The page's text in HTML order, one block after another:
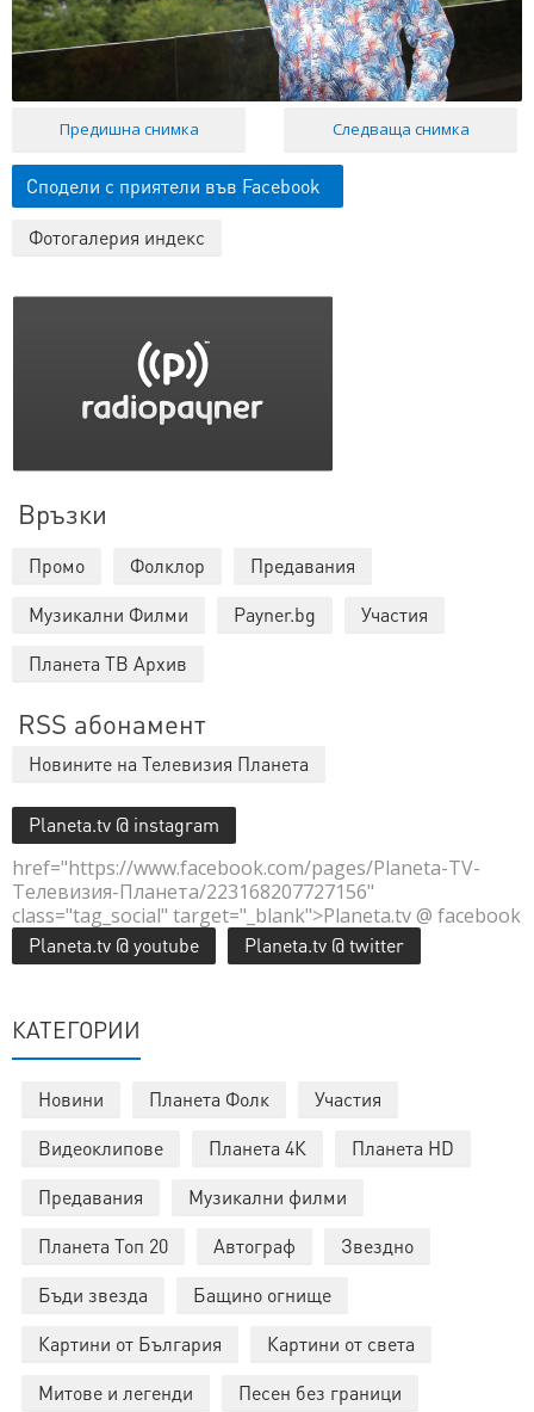
Предишна снимка Следваща снимка
Сподели с приятели във Facebook
Фотогалерия индекс
Връзки
Промо Фолклор
Предавания
Музикални Филми
Payner.bg
Участия
Планета ТВ Архив
RSS абонамент
Новините на Телевизия Планета
Planeta.tv @ instagram
href="https://www.facebook.com/pages/Planeta-TV-
Телевизия-Планета/223168207727156"
class="tag_social" target="_blank">Planeta.tv @ facebook
Planeta.tv @ youtube Planeta.tv @ twitter
КАТЕГОРИИ
Новини Планета Фолк
Участия
Видеоклипове
Планета 4К
Планета HD
Предавания
Музикални филми
Планета Топ 20
Автограф
Звездно
Бъди звезда
Бащино огнище
Картини от България
Картини от света
Митове и легенди
Песен без граници